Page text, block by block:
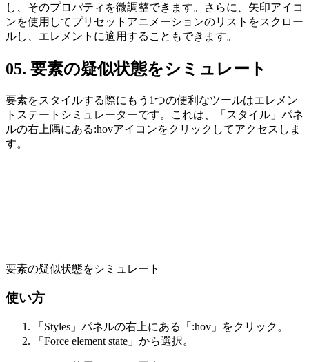
し、そのプロパティを微調整できます。さらに、矢印アイコ
ンを使用してプリセットアニメーションのリストをスクロー
ルし、エレメントに適用することもできます。
05. 要素の疑似状態をシミュレート
要素をスタイルする際にもう1つの便利なツールはエレメン
トステートシミュレーターです。これは、「スタイル」パネ
ルの右上隅にある:hovアイコンをクリックしてアクセスしま
す。
要素の疑似状態をシミュレート
使い方
「Styles」パネルの右上にある「:hov」をクリック。
「Force element state」から選択。